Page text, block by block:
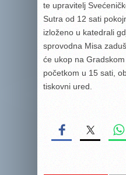
te upravitelj
Sutra od 12 sati
izloženo u katedrali
sprovodna Misa
će ukop na
početkom u 15 sati,
tiskovni ured.